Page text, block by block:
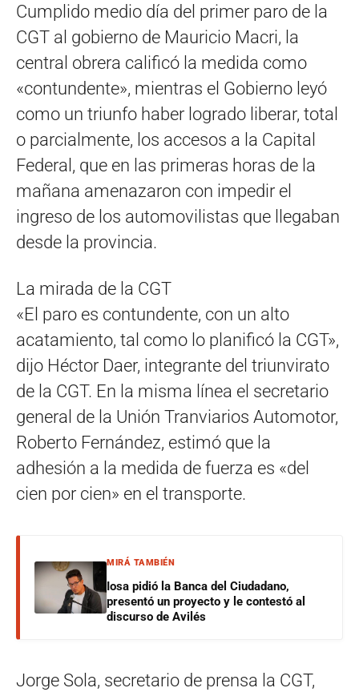
Cumplido medio día del primer paro de la
CGT al gobierno de Mauricio Macri, la
central obrera calificó la medida como
«contundente», mientras el Gobierno leyó
como un triunfo haber logrado liberar, total
o parcialmente, los accesos a la Capital
Federal, que en las primeras horas de la
mañana amenazaron con impedir el
ingreso de los automovilistas que llegaban
desde la provincia.
La mirada de la CGT
«El paro es contundente, con un alto
acatamiento, tal como lo planificó la CGT»,
dijo Héctor Daer, integrante del triunvirato
de la CGT. En la misma línea el secretario
general de la Unión Tranviarios Automotor,
Roberto Fernández, estimó que la
adhesión a la medida de fuerza es «del
cien por cien» en el transporte.
MIRÁ TAMBIÉN
Iosa pidió la Banca del Ciudadano,
presentó un proyecto y le contestó al
discurso de Avilés
Jorge Sola, secretario de prensa la CGT,